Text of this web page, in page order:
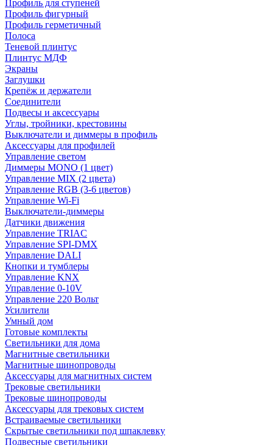
Профиль для ступеней
Профиль фигурный
Профиль герметичный
Полоса
Теневой плинтус
Плинтус МДФ
Экраны
Заглушки
Крепёж и держатели
Соединители
Подвесы и аксессуары
Углы, тройники, крестовины
Выключатели и диммеры в профиль
Аксессуары для профилей
Управление светом
Диммеры MONO (1 цвет)
Управление MIX (2 цвета)
Управление RGB (3-6 цветов)
Управление Wi-Fi
Выключатели-диммеры
Датчики движения
Управление TRIAC
Управление SPI-DMX
Управление DALI
Кнопки и тумблеры
Управление KNX
Управление 0-10V
Управление 220 Вольт
Усилители
Умный дом
Готовые комплекты
Светильники для дома
Магнитные светильники
Магнитные шинопроводы
Аксессуары для магнитных систем
Трековые светильники
Трековые шинопроводы
Аксессуары для трековых систем
Встраиваемые светильники
Скрытые светильники под шпаклевку
Подвесные светильники